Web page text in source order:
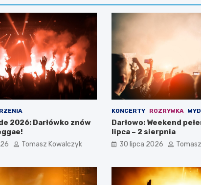
2026: Darłówko znów
Tomasz Kowalczyk
KONCERTY ROZRYWKA
Darłowo: Weekend
lipca – 2 sierpnia
30 lipca 2026